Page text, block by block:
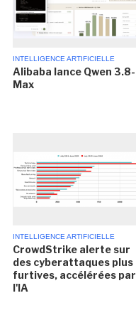
INTELLIGENCE ARTIFICIELLE
Alibaba lance Qwen 3.8-
Max
INTELLIGENCE ARTIFICIELLE
CrowdStrike alerte sur
des cyberattaques plus
furtives, accélérées par
l'IA